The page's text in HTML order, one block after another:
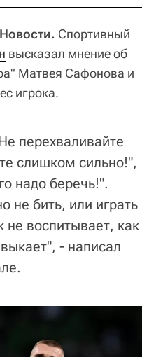
Спортивный
высказал мнение об
Матвея Сафонова и
игрока.
перехваливайте
слишком сильно!",
надо беречь!".
не бить, или играть
не воспитывает, как
- написал